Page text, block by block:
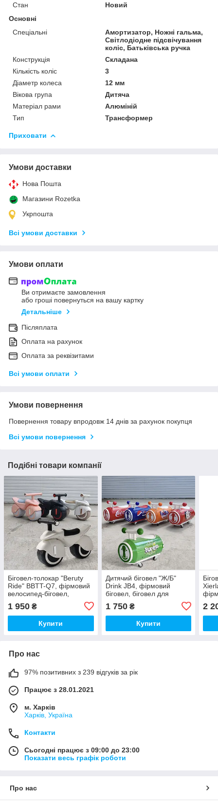
Стан
Новий
Основні
Спеціальні
Амортизатор, Ножні гальма,
Світлодіодне підсвічування
коліс, Батьківська ручка
Конструкція
Складана
Кількість коліс
3
Діаметр колеса
12 мм
Вікова група
Дитяча
Матеріал рами
Алюміній
Тип
Трансформер
Приховати
Умови доставки
Нова Пошта
Магазини Rozetka
Укрпошта
Всі умови доставки
Умови оплати
Ви отримаєте замовлення
або гроші повернуться на вашу картку
Детальніше
Післяплата
Оплата на рахунок
Оплата за реквізитами
Всі умови оплати
Умови повернення
Повернення товару впродовж 14 днів за рахунок покупця
Всі умови повернення
Подібні товари компанії
Біговел-толокар "Beruty
Ride" BBTT-Q7, фірмовий
велосипед-біговел,
якісний беговел
1 950 ₴
Купити
Дитячий біговел "Ж/Б"
Drink JB4, фірмовий
біговел, біговел для
для дитини
1 750₴
Купити
2
Про нас
97% позитивних з 239 відгуків за рік
Працює з 28.01.2021
м. Харків
Харків, Україна
Контакти
Сьогодні працює з 09:00 до 23:00
Показати весь графік роботи
Про нас